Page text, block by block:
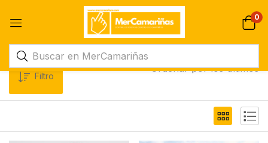
0
Filtro
Ordenar por los últimos